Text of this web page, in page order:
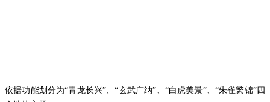
依据功能划分为“青龙长兴”、“玄武广纳”、“白虎美景”、“朱雀繁锦”四